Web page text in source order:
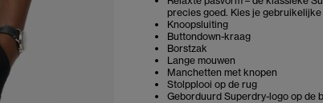
precies goed. Kies je
Knoopsluiting
Buttondown-kraag
Borstzak
Lange mouwen
Manchetten met knopen
Stolpplooi op de rug
Geborduurd Superdry-logo op de